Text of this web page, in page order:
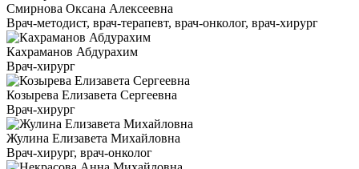
Смирнова Оксана Алексеевна
Врач-методист, врач-терапевт, врач-онколог, врач-хирург
Кахраманов Абдурахим
Врач-хирург
Козырева Елизавета Сергеевна
Врач-хирург
Жулина Елизавета Михайловна
Врач-хирург, врач-онколог